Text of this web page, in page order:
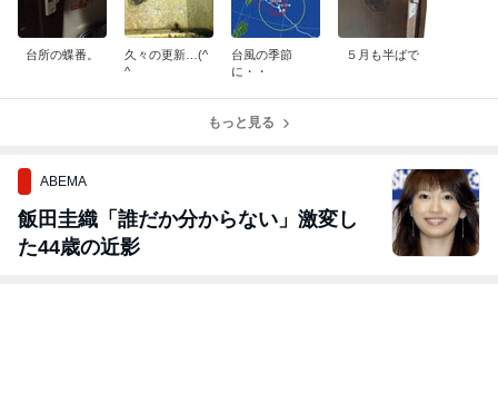
台所の蝶番。
久々の更新…(^
^ゞ
台風の季節
に・・
５月も半ばで
もっと見る
ABEMA
飯田圭織「誰だか分からない」激変し
た44歳の近影